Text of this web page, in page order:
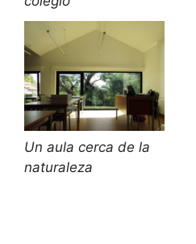
Un aula cerca de la
naturaleza